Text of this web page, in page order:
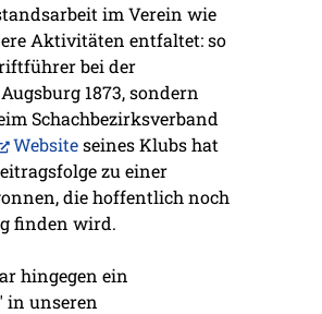
im Verein wie
Aktivitäten entfaltet: so
bei der
1873, sondern
Schachbezirksverband
Websiteseines Klubs hat
zu einer
die hoffentlich noch
finden wird.
hingegen ein
in unseren